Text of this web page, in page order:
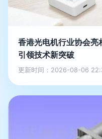
香港光电机行业协会亮
引领技术新突破
更新时间：2026-08-06